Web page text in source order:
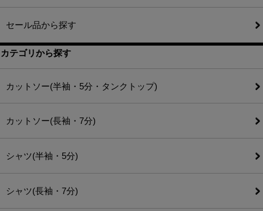
セール品から探す
カテゴリから探す
カットソー(半袖・5分・タンクトップ)
カットソー(長袖・7分)
シャツ(半袖・5分)
シャツ(長袖・7分)